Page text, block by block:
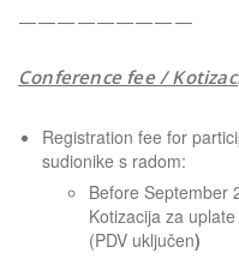
—————————
Conference fee /
Registration fee for
sudionike s radom:
Before September
Kotizacija za
(PDV uključen)